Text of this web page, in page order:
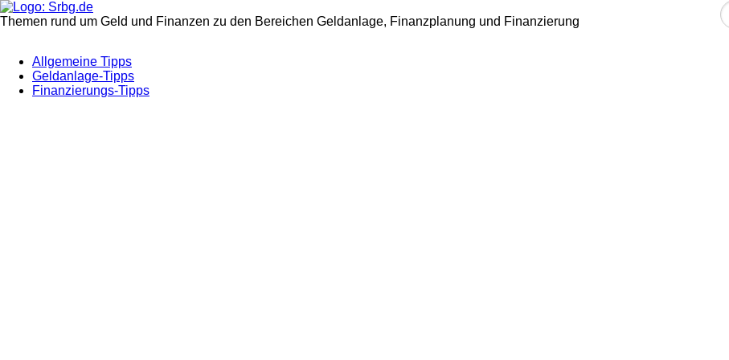
Themen rund um Geld und Finanzen zu den Bereichen Geldanlage, Finanzplanung und Finanzierung
Allgemeine Tipps
Geldanlage-Tipps
Finanzierungs-Tipps